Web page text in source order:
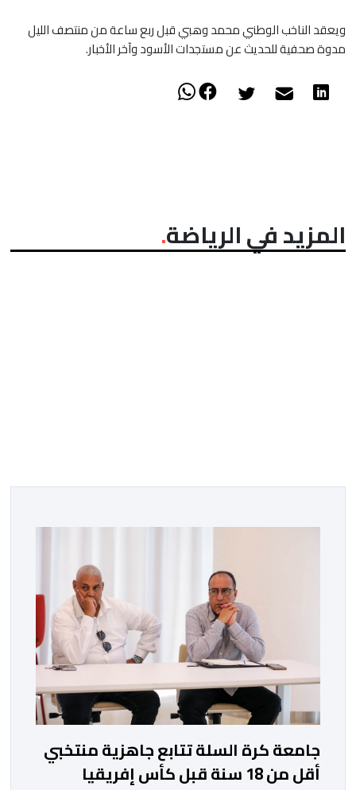
ويعقد الناخب الوطني محمد وهبي قبل ربع ساعة من منتصف الليل
مدوة صحفية للحديث عن مستجدات الأسود وآخر الأخبار.
المزيد في الرياضة
جامعة كرة السلة تتابع جاهزية منتخبي
أقل من 18 سنة قبل كأس إفريقيا